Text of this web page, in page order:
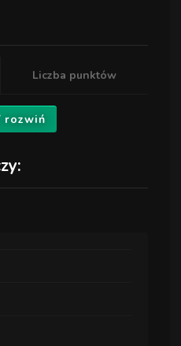
Liczba punktów
rozwiń